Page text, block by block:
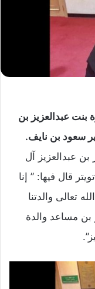
بنت عبدالعزيز بن
سعود بن نايف.
عبدالعزيز آل
قال فيها: ” إنا
تعالى والدتنا
بن مساعد والدة